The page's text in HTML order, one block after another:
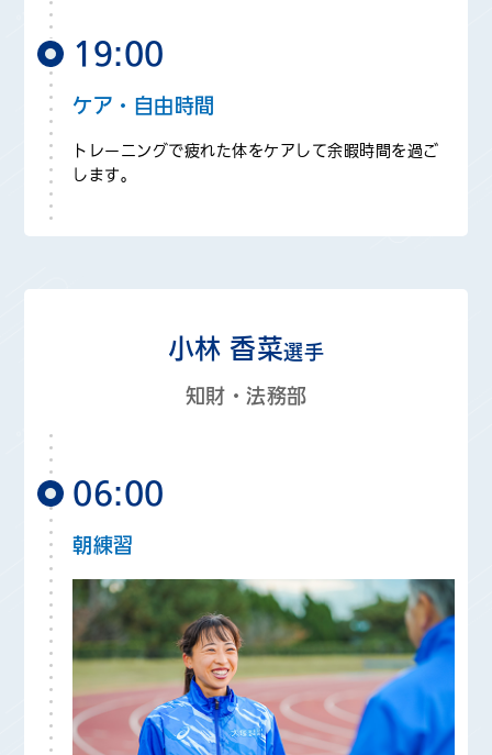
19:00
ケア・自由時間
トレーニングで疲れた体をケアして余暇時間を過ご
します。
小林 香菜選手
知財・法務部
06:00
朝練習